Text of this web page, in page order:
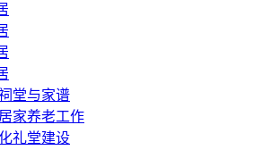
堂与家谱
家养老工作
礼堂建设